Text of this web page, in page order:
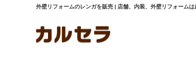
外壁リフォームのレンガを販売 | 店舗、内装、外壁リフォーム